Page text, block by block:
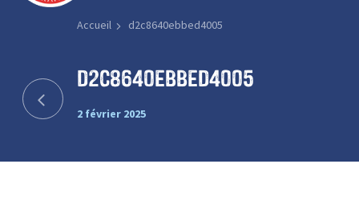
Accueil d2c8640ebbed4005
d2c8640ebbed4005
2 février 2025